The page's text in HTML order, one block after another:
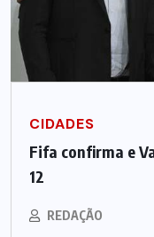
CIDADES
Fifa confirma e
12
REDAÇÃO